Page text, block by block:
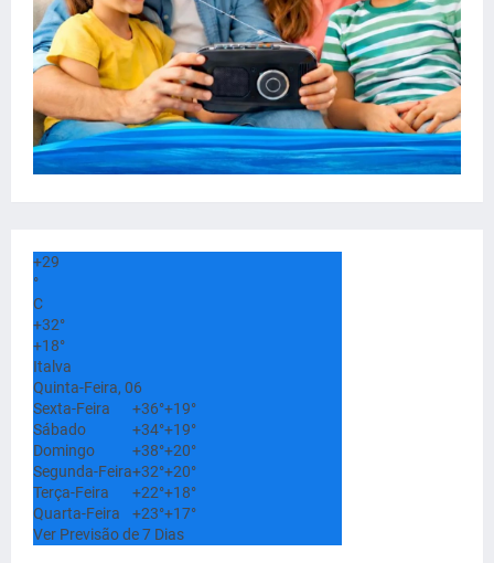
+29
°
C
+32°
+18°
Italva
Quinta-Feira, 06
Sexta-Feira
+36°+19°
Sábado
+34°+19°
Domingo
+38°+20°
Segunda-Feira+32°+20°
Terça-Feira
+22°+18°
Quarta-Feira
+23°+17°
Ver Previsão de 7 Dias